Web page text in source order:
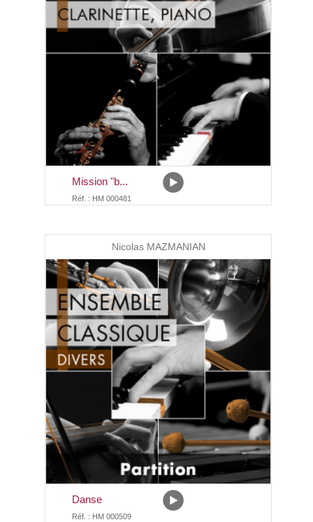
Mission "b...
Réf. : HM 000481
Nicolas MAZMANIAN
Danse
Réf. : HM 000509